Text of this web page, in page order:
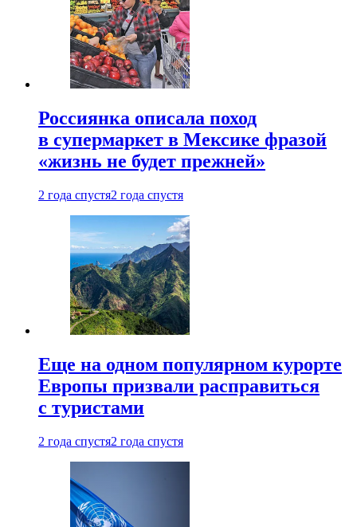
Россиянка описала поход
в супермаркет в Мексике фразой
«жизнь не будет прежней»
2 года спустя2 года спустя
Еще на одном популярном курорте
Европы призвали расправиться
с туристами
2 года спустя2 года спустя